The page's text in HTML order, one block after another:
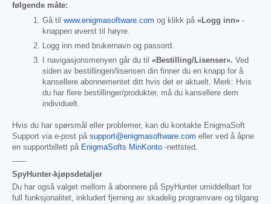
følgende måte:
Gå til www.enigmasoftware.com og klikk på «Logg inn» -
knappen øverst til høyre.
Logg inn med brukernavn og passord.
I navigasjonsmenyen går du til «Bestilling/Lisenser». Ved
siden av bestillingen/lisensen din finner du en knapp for å
kansellere abonnementet ditt hvis det er aktuelt. Merk: Hvis
du har flere bestillinger/produkter, må du kansellere dem
individuelt.
Hvis du har spørsmål eller problemer, kan du kontakte EnigmaSoft
Support via e-post på support@enigmasoftware.com eller ved å åpne
en supportbillett på EnigmaSofts MinKonto -nettsted.
------
SpyHunter-kjøpsdetaljer
Du har også valget mellom å abonnere på SpyHunter umiddelbart for
full funksjonalitet, inkludert fjerning av skadelig programvare og tilgang